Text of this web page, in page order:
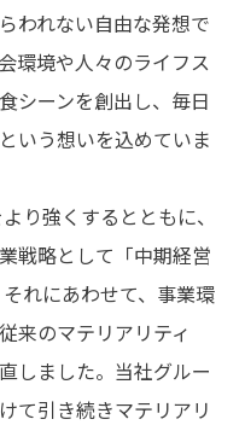
われない自由な発想で
環境や人々のライフス
シーンを創出し、毎日
いう想いを込めていま
り強くするとともに、
戦略として「中期経営
れにあわせて、事業環
来のマテリアリティ
しました。当社グルー
て引き続きマテリアリ